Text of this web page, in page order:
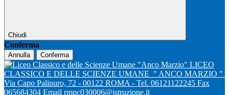
Chiudi
Conferma
Annulla Conferma
LICEO
CLASSICO E DELLE SCIENZE UMANE " ANCO MARZIO "
Via Capo Palinuro, 72 - 00122 ROMA - Tel. 06121122245 Fax
065684304 Email rmpc030006@istruzione.it